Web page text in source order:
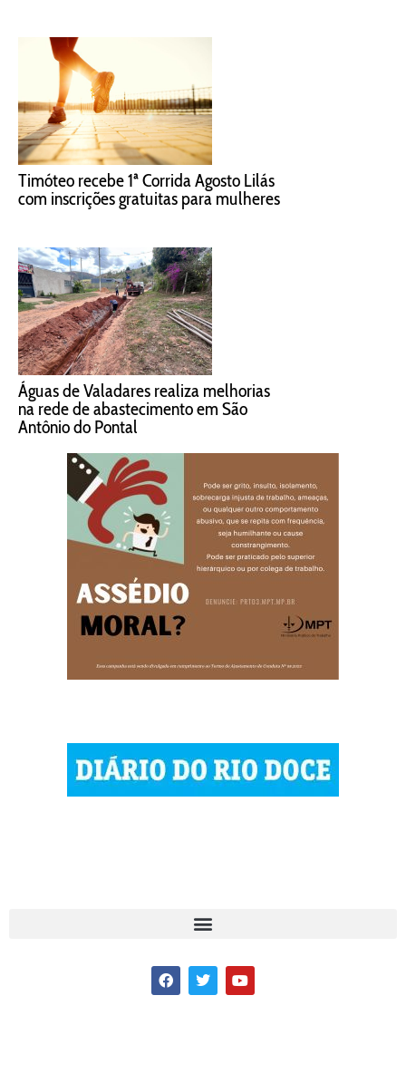
Timóteo recebe 1ª Corrida Agosto Lilás
com inscrições gratuitas para mulheres
Águas de Valadares realiza melhorias
na rede de abastecimento em São
Antônio do Pontal